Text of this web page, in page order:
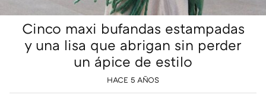
Cinco maxi bufandas estampadas
y una lisa que abrigan sin perder
un ápice de estilo
HACE 5 AÑOS